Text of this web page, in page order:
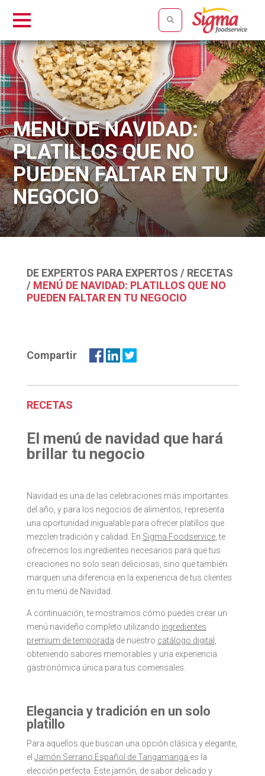
MENÚ DE NAVIDAD:
PLATILLOS QUE NO
PUEDEN FALTAR EN TU
NEGOCIO
DE EXPERTOS PARA EXPERTOS / RECETAS
/ MENÚ DE NAVIDAD: PLATILLOS QUE NO
PUEDEN FALTAR EN TU NEGOCIO
Compartir
RECETAS
El menú de navidad que hará
brillar tu negocio
Navidad es una de las celebraciones más importantes
del año, y para los negocios de alimentos, representa
una oportunidad inigualable para ofrecer platillos que
mezclen tradición y calidad. En Sigma Foodservice, te
ofrecemos los ingredientes necesarios para que tus
creaciones no solo sean deliciosas, sino que también
marquen una diferencia en la experiencia de tus clientes
en tu menú de Navidad.
A continuación, te mostramos cómo puedes crear un
menú navideño completo utilizando ingredientes
premium de temporada de nuestro catálogo digital
obteniendo sabores memorables y una experiencia
gastronómica única para tus comensales.
Elegancia y tradición en un solo
platillo
Para aquellos que buscan una opción clásica y elegante,
el Jamón Serrano Español de Tangamanga es la
elección perfecta. Este jamón , de sabor delicado y